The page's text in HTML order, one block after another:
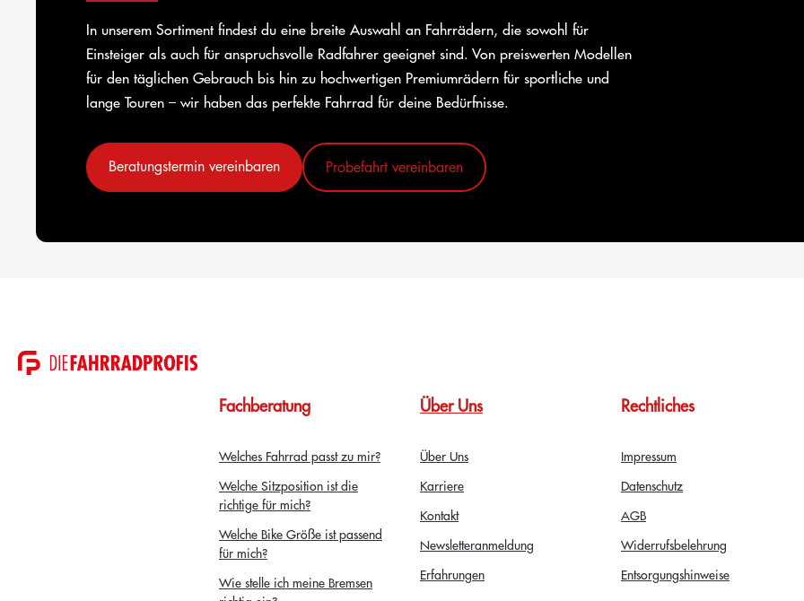
In unserem Sortiment findest du eine breite Auswahl an Fahrrädern, die sowohl für
Einsteiger als auch für anspruchsvolle Radfahrer geeignet sind. Von preiswerten Modellen
für den täglichen Gebrauch bis hin zu hochwertigen Premiumrädern für sportliche und
lange Touren – wir haben das perfekte Fahrrad für deine Bedürfnisse.
Beratungstermin vereinbaren Probefahrt vereinbaren
Fachberatung
Welches Fahrrad passt zu mir?
Welche Sitzposition ist die
richtige für mich?
Welche Bike Größe ist passend
für mich?
Wie stelle ich meine Bremsen
Über Uns
Über Uns
Karriere
Kontakt
Newsletteranmeldung
Erfahrungen
Rechtliches
Impressum
Datenschutz
AGB
Widerrufsbelehrung
Entsorgungshinweise